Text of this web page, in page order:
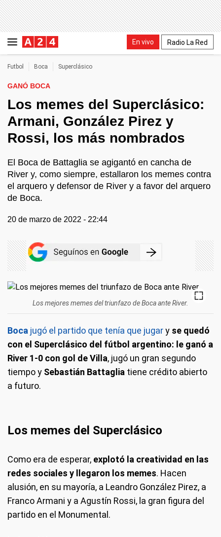
En vivo Radio La Red
Futbol Boca Superclásico
GANÓ BOCA
Los memes del Superclásico:
Armani, González Pirez y
Rossi, los más nombrados
El Boca de Battaglia se agigantó en cancha de
River y, como siempre, estallaron los memes contra
el arquero y defensor de River y a favor del arquero
de Boca.
20 de marzo de 2022 - 22:44
Los mejores memes del triunfazo de Boca ante River.
Boca jugó el partido que tenía que jugary se quedó
con el Superclásico del fútbol argentino: le ganó a
River 1-0 con gol de Villa, jugó un gran segundo
tiempo y Sebastián Battaglia tiene crédito abierto
a futuro.
Los memes del Superclásico
Como era de esperar, explotó la creatividad en las
redes sociales y llegaron los memes. Hacen
alusión, en su mayoría, a Leandro González Pirez, a
Franco Armani y a Agustín Rossi, la gran figura del
partido en el Monumental.